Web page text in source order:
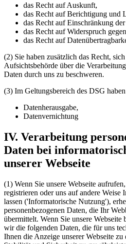
das Recht auf Auskunft,
das Recht auf Berichtigung und
das Recht auf Einschränkung
das Recht auf Widerspruch
das Recht auf
(2) Sie haben zusätzlich das Recht,
Aufsichtsbehörde über die
Daten durch uns zu beschweren.
(3) Im Geltungsbereich des DSG
Datenherausgabe,
Datenvernichtung
IV. Verarbeitung
Daten bei
unserer Webseite
(1) Wenn Sie unsere Webseite
registrieren oder uns auf andere Weise
lassen ('Informatorische Nutzung'),
personenbezogenen Daten, die Ihr
übermittelt. Wenn Sie unsere Webseite
wir die folgenden Daten, die für uns
Ihnen die Anzeige unserer Webseite